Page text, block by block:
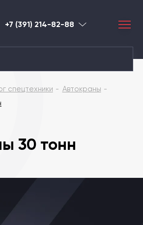
+7 (391) 214-82-88 Красноярск
спецтехники
Автокраны
30 тонн